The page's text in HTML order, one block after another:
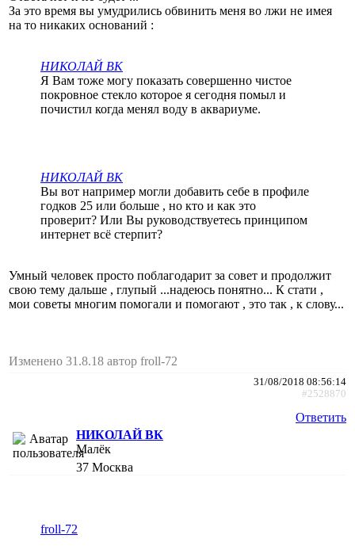
За это время вы умудрились обвинить меня во лжи не имея
на то никаких оснований :
НИКОЛАЙ ВК
Я Вам тоже могу показать совершенно чистое
покровное стекло которое я сегодня помыл и
почистил когда менял воду в аквариуме.
НИКОЛАЙ ВК
Вы вот например могли добавить себе в профиле
годков 25 или больше , но кто и как это
проверит? Или Вы руководствуетесь принципом
интернет всё стерпит?
Умный человек просто поблагодарит за совет и продолжит
свою тему дальше , глупый ...надеюсь понятно... К стати ,
мои советы многим помогали и помогают , это так , к слову...
Изменено 31.8.18 автор froll-72
31/08/2018 08:56:14
#2528870
Ответить
НИКОЛАЙ ВК
Малёк
37 Москва
froll-72